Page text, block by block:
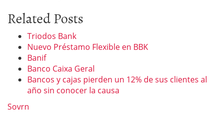
Related Posts
Triodos Bank
Nuevo Préstamo Flexible en BBK
Banif
Banco Caixa Geral
Bancos y cajas pierden un 12% de sus clientes al
año sin conocer la causa
Sovrn